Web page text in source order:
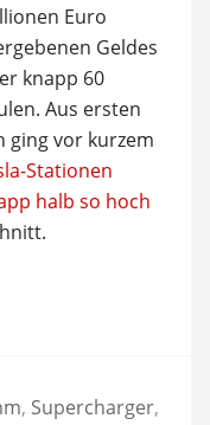
Euro
Geldes
knapp 60
Aus ersten
ging vor kurzem
Stationen
halb so hoch
, Supercharger,